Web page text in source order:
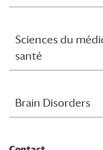
Sciences du
santé
Brain Disorders